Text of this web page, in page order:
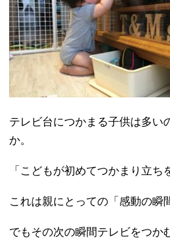
テレビ台につかまる子供は多い
か。
「こどもが初めてつかまり立ち
これは親にとっての「感動の瞬
でもその次の瞬間テレビをつか